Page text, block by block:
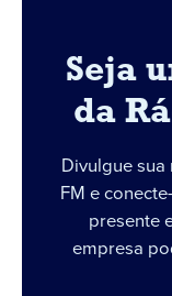
Seja
da
Divulgue
FM e
presente
empresa